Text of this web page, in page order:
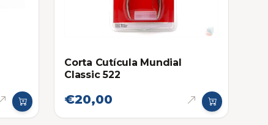
Corta Cutícula Mundial
Classic 522
€20,00